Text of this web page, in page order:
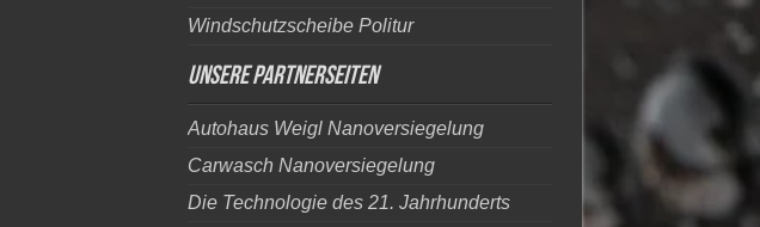
Windschutzscheibe Politur
Unsere Partnerseiten
Autohaus Weigl Nanoversiegelung
Carwasch Nanoversiegelung
Die Technologie des 21. Jahrhunderts